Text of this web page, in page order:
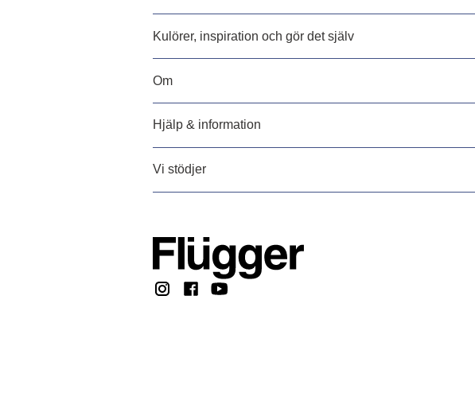
Kulörer, inspiration och gör det själv
Om
Hjälp & information
Vi stödjer